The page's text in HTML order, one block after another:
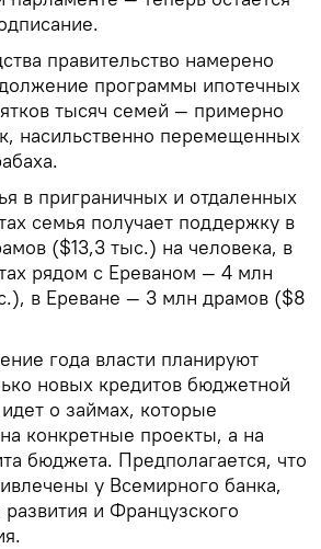
правительство намерено
программы ипотечных
тысяч семей — примерно
насильственно перемещенных
в приграничных и отдаленных
семья получает поддержку в
($13,3 тыс.) на человека, в
рядом с Ереваном — 4 млн
в Ереване — 3 млн драмов ($8
года власти планируют
новых кредитов бюджетной
о займах, которые
конкретные проекты, а на
бюджета. Предполагается, что
у Всемирного банка,
развития и Французского